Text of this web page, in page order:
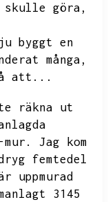
skulle göra,
byggt en
många,
att...
räkna ut
Jag kom
femtedel
uppmurad
3145